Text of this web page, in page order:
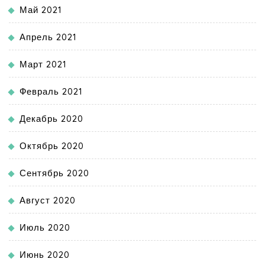
Май 2021
Апрель 2021
Март 2021
Февраль 2021
Декабрь 2020
Октябрь 2020
Сентябрь 2020
Август 2020
Июль 2020
Июнь 2020